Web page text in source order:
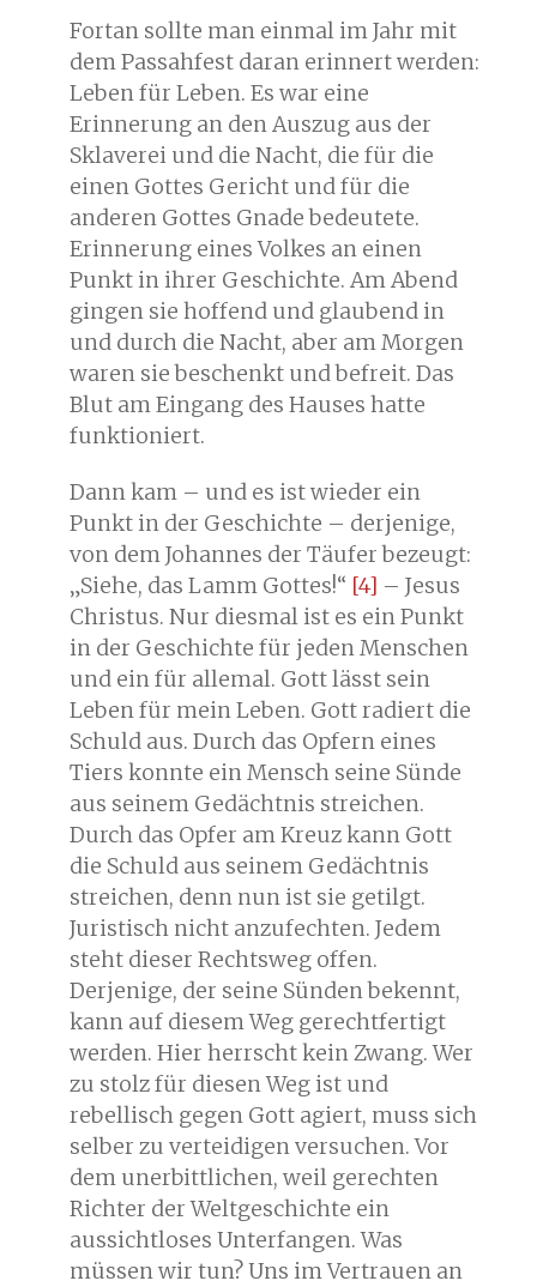
Fortan sollte man einmal im Jahr mit
dem Passahfest daran erinnert werden:
Leben für Leben. Es war eine
Erinnerung an den Auszug aus der
Sklaverei und die Nacht, die für die
einen Gottes Gericht und für die
anderen Gottes Gnade bedeutete.
Erinnerung eines Volkes an einen
Punkt in ihrer Geschichte. Am Abend
gingen sie hoffend und glaubend in
und durch die Nacht, aber am Morgen
waren sie beschenkt und befreit. Das
Blut am Eingang des Hauses hatte
funktioniert.
Dann kam – und es ist wieder ein
Punkt in der Geschichte – derjenige,
von dem Johannes der Täufer bezeugt:
„Siehe, das Lamm Gottes!“ [4] – Jesus
Christus. Nur diesmal ist es ein Punkt
in der Geschichte für jeden Menschen
und ein für allemal. Gott lässt sein
Leben für mein Leben. Gott radiert die
Schuld aus. Durch das Opfern eines
Tiers konnte ein Mensch seine Sünde
aus seinem Gedächtnis streichen.
Durch das Opfer am Kreuz kann Gott
die Schuld aus seinem Gedächtnis
streichen, denn nun ist sie getilgt.
Juristisch nicht anzufechten. Jedem
steht dieser Rechtsweg offen.
Derjenige, der seine Sünden bekennt,
kann auf diesem Weg gerechtfertigt
werden. Hier herrscht kein Zwang. Wer
zu stolz für diesen Weg ist und
rebellisch gegen Gott agiert, muss sich
selber zu verteidigen versuchen. Vor
dem unerbittlichen, weil gerechten
Richter der Weltgeschichte ein
aussichtloses Unterfangen. Was
müssen wir tun? Uns im Vertrauen an